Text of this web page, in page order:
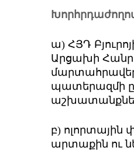
ա) ՀՅԴ
Արցախի
պատերազմի
բ) ոլորտային
արտաքին ու